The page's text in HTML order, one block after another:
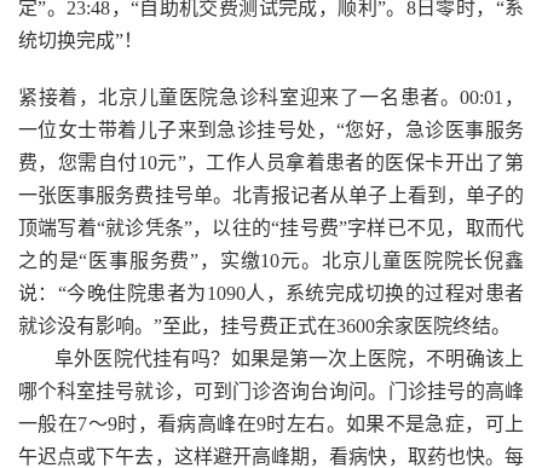
定”。23:48，“自助机交费测试完成，顺利”。8日零时，“系
统切换完成”！
紧接着，北京儿童医院急诊科室迎来了一名患者。00:01，
一位女士带着儿子来到急诊挂号处，“您好，急诊医事服务
费，您需自付10元”，工作人员拿着患者的医保卡开出了第
一张医事服务费挂号单。北青报记者从单子上看到，单子的
顶端写着“就诊凭条”，以往的“挂号费”字样已不见，取而代
之的是“医事服务费”，实缴10元。北京儿童医院院长倪鑫
说：“今晚住院患者为1090人，系统完成切换的过程对患者
就诊没有影响。”至此，挂号费正式在3600余家医院终结。
阜外医院代挂有吗？如果是第一次上医院，不明确该上
哪个科室挂号就诊，可到门诊咨询台询问。门诊挂号的高峰
一般在7～9时，看病高峰在9时左右。如果不是急症，可上
午迟点或下午去，这样避开高峰期，看病快，取药也快。每